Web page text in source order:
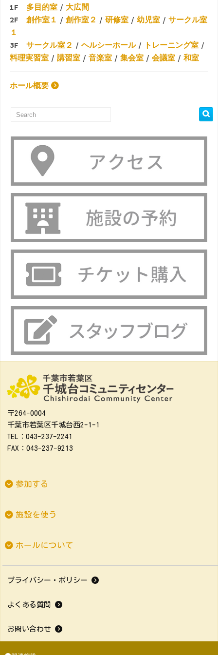
1F 多目的室 / 大広間
2F 創作室１ / 創作室２ / 研修室 / 幼児室 / サークル室
１
3F サークル室２ / ヘルシーホール/ トレーニング室 /
料理実習室 / 講習室 / 音楽室 / 集会室 / 会議室 / 和室
ホール概要
〒264-0004
千葉市若葉区千城台西2-1-1
TEL：043-237-2241
FAX：043-237-9213
参加する
施設を使う
ホールについて
プライバシー・ポリシー
よくある質問
お問い合わせ